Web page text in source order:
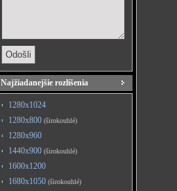
Najžiadanejšie rozlíšenia
1280x1024
1280x800 (širokouhlé)
1280x960
1440x900 (širokouhlé)
1600x1200
1680x1050 (širokouhlé)